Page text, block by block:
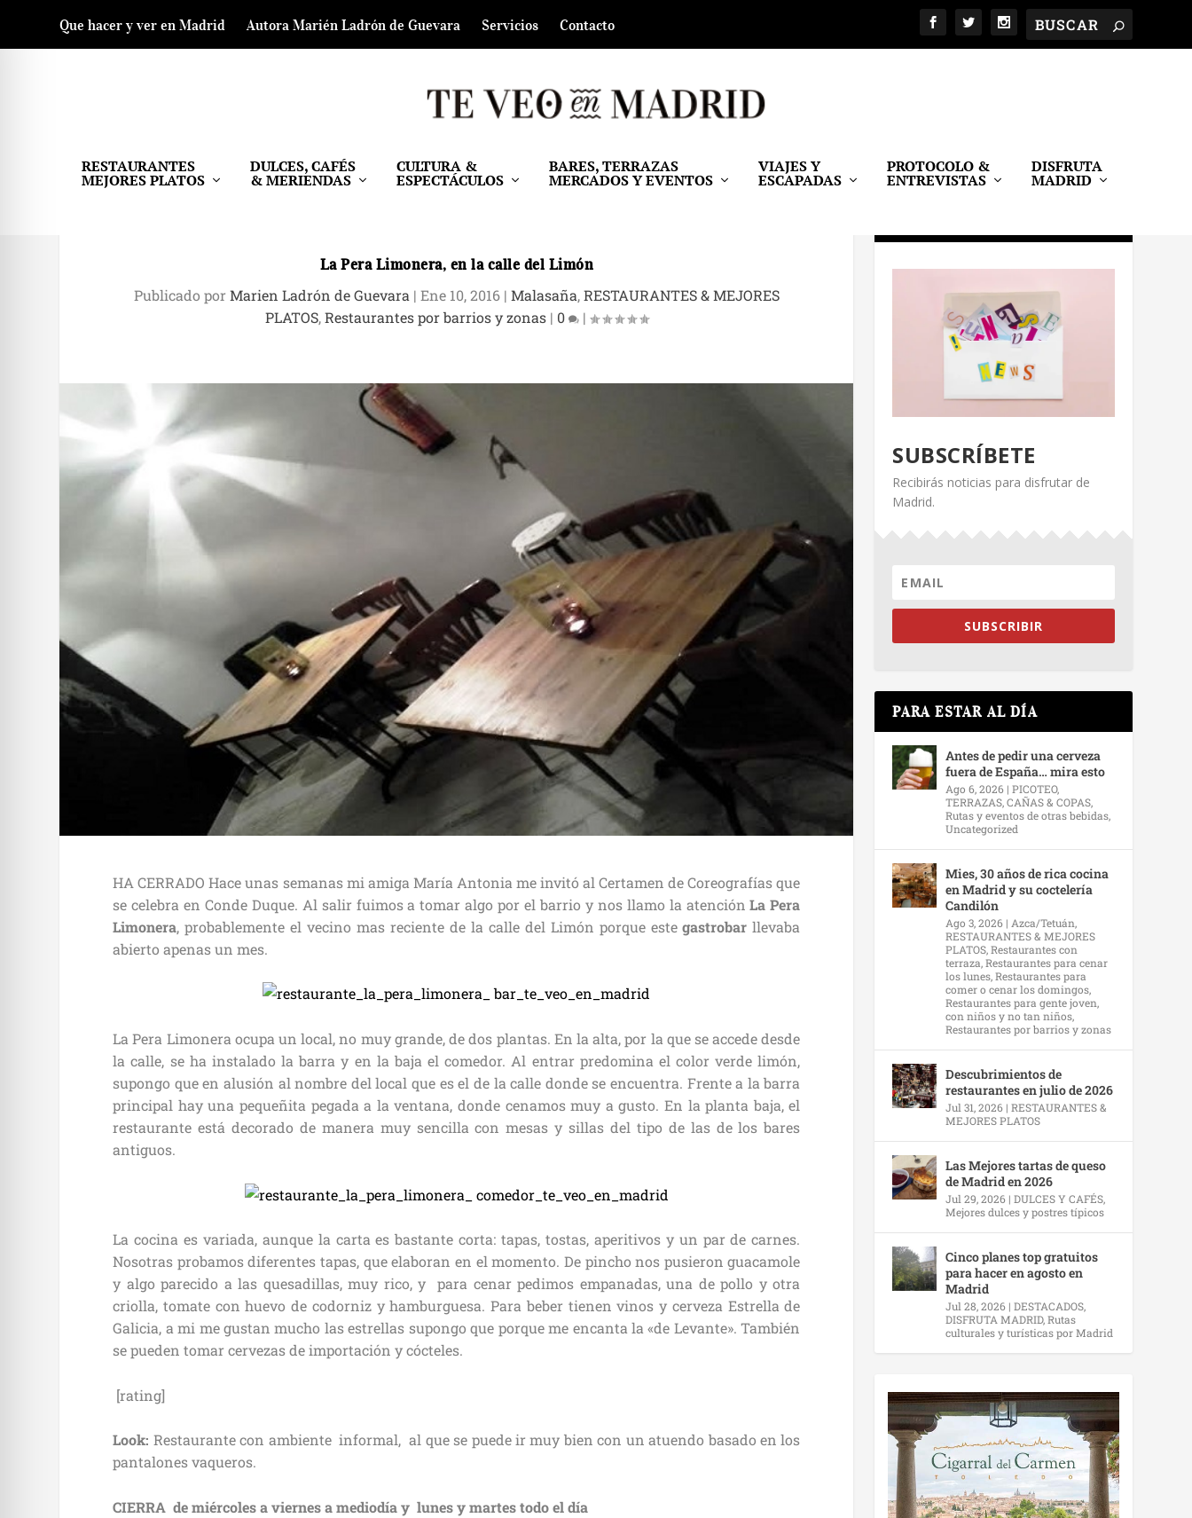
Que hacer y ver en Madrid Autora Marién Ladrón de Guevara Servicios Contacto
RESTAURANTES
MEJORES PLATOS
DULCES, CAFÉS
& MERIENDAS
CULTURA &
ESPECTÁCULOS
BARES, TERRAZAS
MERCADOS Y EVENTOS
VIAJES Y
ESCAPADAS
PROTOCOLO &
ENTREVISTAS
DISFRUTA
MADRID
La Pera Limonera, en la calle del Limón
Publicado por Marien Ladrón de Guevara | Ene 10, 2016| Malasaña,RESTAURANTES & MEJORES
PLATOS,Restaurantes por barrios y zonas| 0 |
HA CERRADO Hace unas semanas mi amiga María Antonia me invitó al Certamen de Coreografías que
se celebra en Conde Duque. Al salir fuimos a tomar algo por el barrio y nos llamo la atenciónLa Pera
Limonera, probablemente el vecino mas reciente de la calle del Limón porque estegastrobar llevaba
abierto apenas un mes.
La Pera Limonera ocupa un local, no muy grande, de dos plantas. En la alta, por la que se accede desde
la calle, se ha instalado la barra y en la baja el comedor. Al entrar predomina el color verde limón,
supongo que en alusión al nombre del local que es el de la calle donde se encuentra. Frente a la barra
principal hay una pequeñita pegada a la ventana, donde cenamos muy a gusto. En la planta baja, el
restaurante está decorado de manera muy sencilla con mesas y sillas del tipo de las de los bares
antiguos.
La cocina es variada, aunque la carta es bastante corta: tapas, tostas, aperitivos y un par de carnes.
Nosotras probamos diferentes tapas, que elaboran en el momento. De pincho nos pusieron guacamole
y algo parecido a las quesadillas, muy rico, y para cenar pedimos empanadas, una de pollo y otra
criolla, tomate con huevo de codorniz y hamburguesa. Para beber tienen vinos y cerveza Estrella de
Galicia, a mi me gustan mucho las estrellas supongo que porque me encanta la «de Levante». También
se pueden tomar cervezas de importación y cócteles.
[rating]
Look: Restaurante con ambiente informal, al que se puede ir muy bien con un atuendo basado en los
pantalones vaqueros.
CIERRA de miércoles a viernes a mediodía y lunes y martes todo el día
SUBSCRÍBETE
Recibirás noticias para disfrutar de
Madrid.
SUBSCRIBIR
PARA ESTAR AL DÍA
Antes de pedir una cerveza
fuera de España… mira esto
Ago 6, 2026 |PICOTEO,
TERRAZAS, CAÑAS & COPAS,
Rutas y eventos de otras bebidas,
Uncategorized
Mies, 30 años de rica cocina
en Madrid y su coctelería
Candilón
Ago 3, 2026 | Azca/Tetuán,
RESTAURANTES & MEJORES
PLATOS,Restaurantes con
terraza,Restaurantes para cenar
los lunes,Restaurantes para
comer o cenar los domingos,
Restaurantes para gente joven,
con niños y no tan niños,
Restaurantes por barrios y zonas
Descubrimientos de
restaurantes en julio de 2026
Jul 31, 2026 |RESTAURANTES &
MEJORES PLATOS
Las Mejores tartas de queso
de Madrid en 2026
Jul 29, 2026 |DULCES Y CAFÉS,
Mejores dulces y postres típicos
Cinco planes top gratuitos
para hacer en agosto en
Madrid
Jul 28, 2026 |DESTACADOS,
DISFRUTA MADRID,Rutas
culturales y turísticas por Madrid